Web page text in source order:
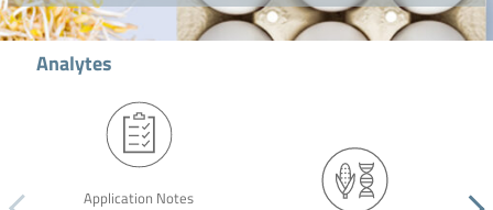
Analytes
Application Notes